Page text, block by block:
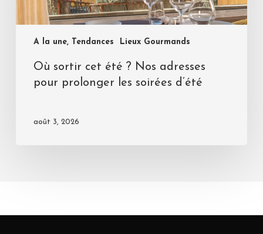
A la une, Tendances Lieux Gourmands
Où sortir cet été ? Nos adresses
pour prolonger les soirées d’été
août 3, 2026